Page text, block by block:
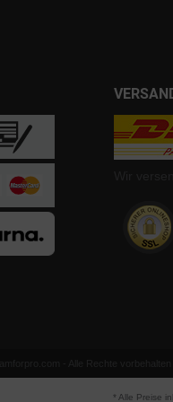
- Alle Rechte vorbehalten
* Alle Preise